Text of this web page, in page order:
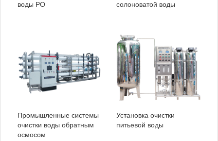
воды РО
солоноватой воды
Промышленные системы
очистки воды обратным
осмосом
Установка очистки
питьевой воды